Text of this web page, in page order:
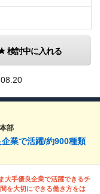
検討中に入れる
部
業で活躍/約900種類
大手優良企業で活躍できるチ
を大切にできる働き方をは